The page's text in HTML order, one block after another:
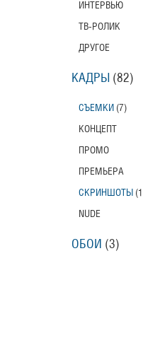
ИНТЕРВЬЮ
ТВ-РОЛИК
ДРУГОЕ
КАДРЫ (82)
СЪЕМКИ (7)
КОНЦЕПТ
ПРОМО
ПРЕМЬЕРА
СКРИНШОТЫ
NUDE
ОБОИ (3)